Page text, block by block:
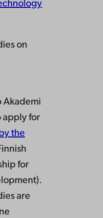
on
Akademi
apply for
the
for
are